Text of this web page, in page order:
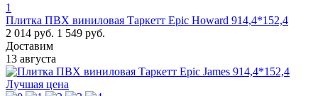
1
Плитка ПВХ виниловая Таркетт Epic Howard 914,4*152,4
2 014 руб. 1 549 руб.
Доставим
13 августа
Лучшая цена